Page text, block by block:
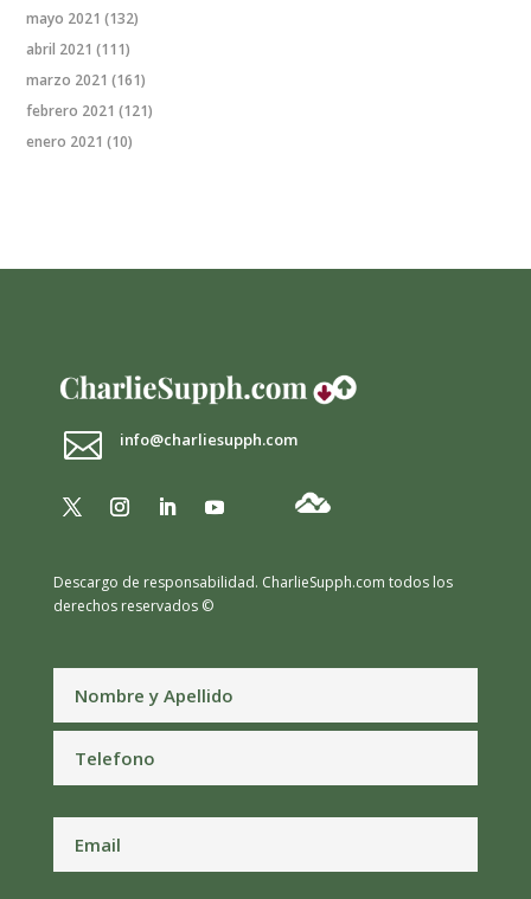
mayo 2021 (132)
abril 2021 (111)
marzo 2021 (161)
febrero 2021 (121)
enero 2021 (10)
 info@charliesupph.com
Descargo de responsabilidad. CharlieSupph.com todos los
derechos reservados ©